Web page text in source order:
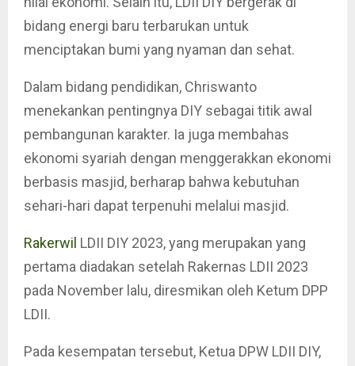
bidang energi baru terbarukan untuk
menciptakan bumi yang nyaman dan sehat.
Dalam bidang pendidikan, Chriswanto
menekankan pentingnya DIY sebagai titik awal
pembangunan karakter. Ia juga membahas
ekonomi syariah dengan menggerakkan ekonomi
berbasis masjid, berharap bahwa kebutuhan
sehari-hari dapat terpenuhi melalui masjid.
Rakerwil LDII DIY 2023, yang merupakan yang
pertama diadakan setelah Rakernas LDII 2023
pada November lalu, diresmikan oleh Ketum DPP
LDII.
Pada kesempatan tersebut, Ketua DPW LDII DIY,